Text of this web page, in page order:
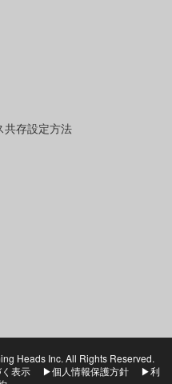
共存設定方法
Heads Inc. All Rights Reserved.
表示 ▶個人情報保護方針
▶利